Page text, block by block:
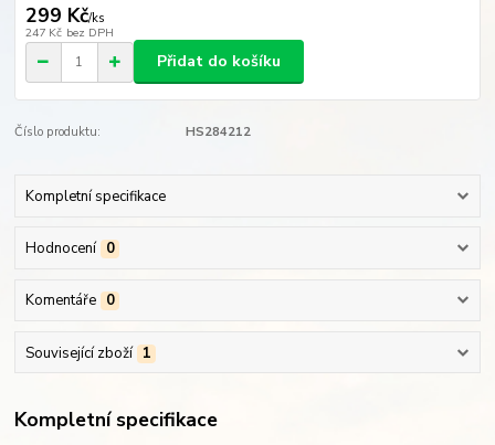
299 Kč/ks
247 Kč bez DPH
Přidat do košíku
Číslo produktu: HS284212
Kompletní specifikace
Hodnocení 0
Komentáře 0
Související zboží 1
Kompletní specifikace